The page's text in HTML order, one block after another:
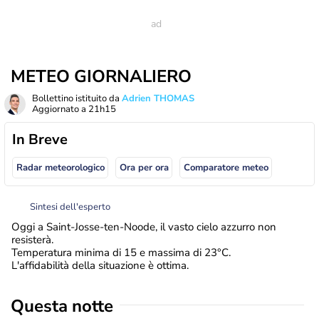
METEO GIORNALIERO
Bollettino istituito da Adrien THOMAS
Aggiornato a 21h15
In Breve
Radar meteorologico Ora per ora Comparatore meteo
Sintesi dell'esperto
Oggi a Saint-Josse-ten-Noode, il vasto cielo azzurro non
resisterà.
Temperatura minima di 15 e massima di 23°C.
L'affidabilità della situazione è ottima.
Questa notte